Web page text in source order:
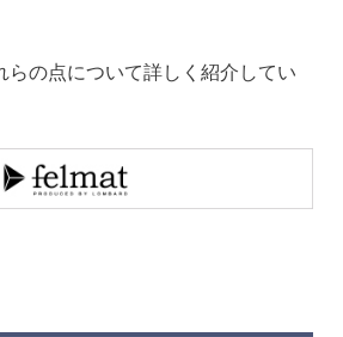
らの点について詳しく紹介してい